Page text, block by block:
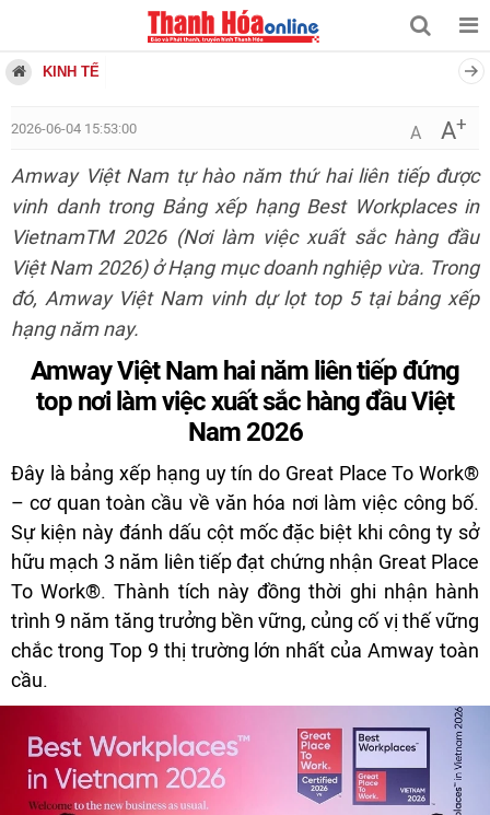
KINH TẾ
2026-06-04 15:53:00 A A+
Amway Việt Nam tự hào năm thứ hai liên tiếp được
vinh danh trong Bảng xếp hạng Best Workplaces in
VietnamTM 2026 (Nơi làm việc xuất sắc hàng đầu
Việt Nam 2026) ở Hạng mục doanh nghiệp vừa. Trong
đó, Amway Việt Nam vinh dự lọt top 5 tại bảng xếp
hạng năm nay.
Amway Việt Nam hai năm liên tiếp đứng
top nơi làm việc xuất sắc hàng đầu Việt
Nam 2026
Đây là bảng xếp hạng uy tín do Great Place To Work®
– cơ quan toàn cầu về văn hóa nơi làm việc công bố.
Sự kiện này đánh dấu cột mốc đặc biệt khi công ty sở
hữu mạch 3 năm liên tiếp đạt chứng nhận Great Place
To Work®. Thành tích này đồng thời ghi nhận hành
trình 9 năm tăng trưởng bền vững, củng cố vị thế vững
chắc trong Top 9 thị trường lớn nhất của Amway toàn
cầu.